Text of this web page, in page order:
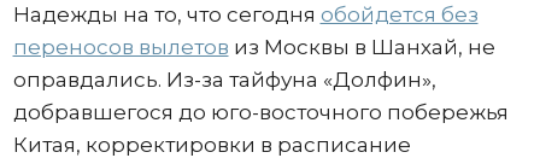
Надежды на то, что сегодня обойдется без
переносов вылетов из Москвы в Шанхай, не
оправдались. Из-за тайфуна «Долфин»,
добравшегося до юго-восточного побережья
Китая, корректировки в расписание